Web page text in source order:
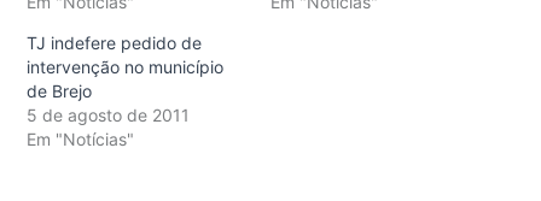
TJ indefere pedido de
intervenção no município
de Brejo
5 de agosto de 2011
Em "Notícias"